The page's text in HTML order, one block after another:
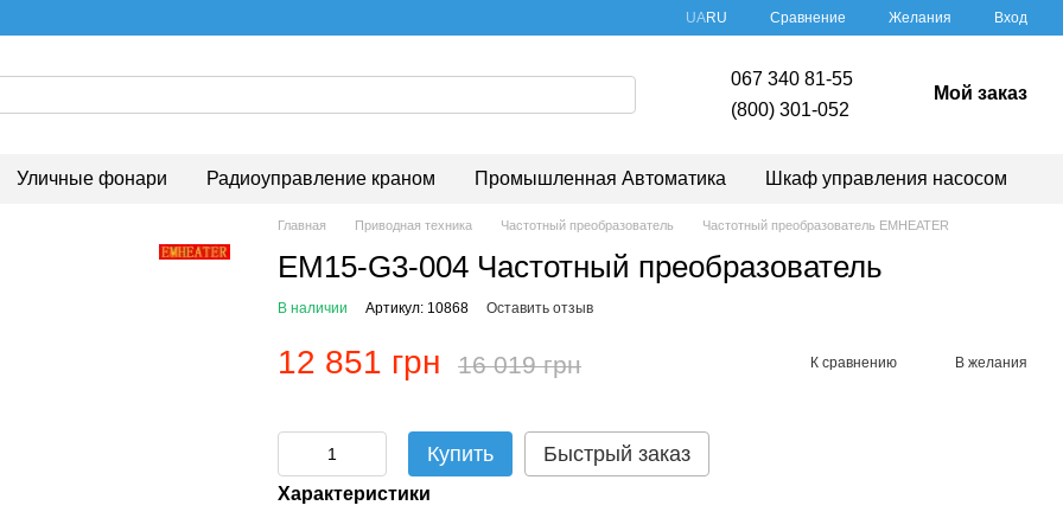
UARU Сравнение Желания Вход
067 340 81-55
(800) 301-052
Мой заказ
Уличные фонари Радиоуправление краном Промышленная Автоматика Шкаф управления насосом
Главная Приводная техника Частотный преобразователь Частотный преобразователь EMHEATER
EM15-G3-004 Частотный преобразователь
В наличии Артикул: 10868 Оставить отзыв
12 851 грн 16 019 грн К сравнению В желания
Купить Быстрый заказ
Характеристики